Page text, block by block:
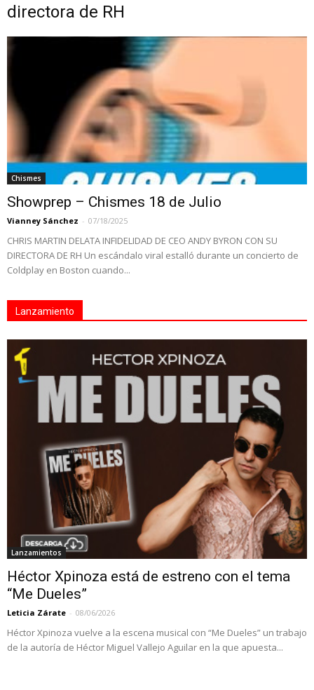
directora de RH
Chismes
Showprep – Chismes 18 de Julio
Vianney Sánchez - 07/18/2025
CHRIS MARTIN DELATA INFIDELIDAD DE CEO ANDY BYRON CON SU
DIRECTORA DE RH Un escándalo viral estalló durante un concierto de
Coldplay en Boston cuando...
Lanzamiento
Lanzamientos
Héctor Xpinoza está de estreno con el tema
“Me Dueles”
Leticia Zárate - 08/06/2026
Héctor Xpinoza vuelve a la escena musical con “Me Dueles” un trabajo
de la autoría de Héctor Miguel Vallejo Aguilar en la que apuesta...